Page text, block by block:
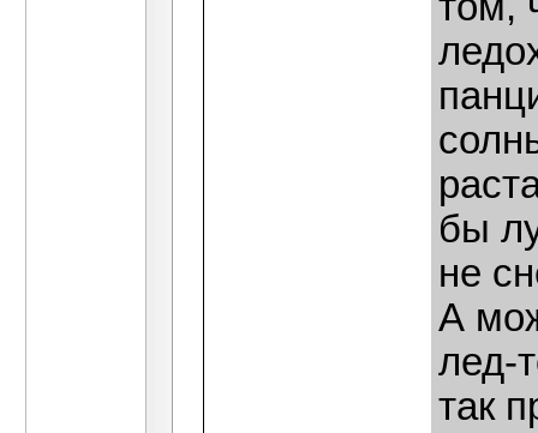
бы
не
А
лед-
так